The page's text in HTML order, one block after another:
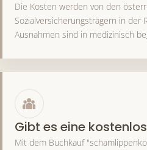
Die Kosten werden von den
Sozialversicherungsträgern in der
Ausnahmen sind in medizinisch
Gibt es eine
Mit dem Buchkauf